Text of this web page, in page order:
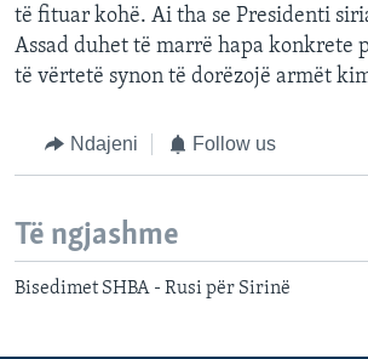
të fituar kohë. Ai tha se Presidenti
Assad duhet të marrë hapa konkrete
të vërtetë synon të dorëzojë armët
Ndajeni Follow us
Të ngjashme
Bisedimet SHBA - Rusi për Sirinë